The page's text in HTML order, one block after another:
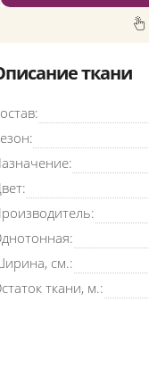
ткани
см.:
ткани, м.: